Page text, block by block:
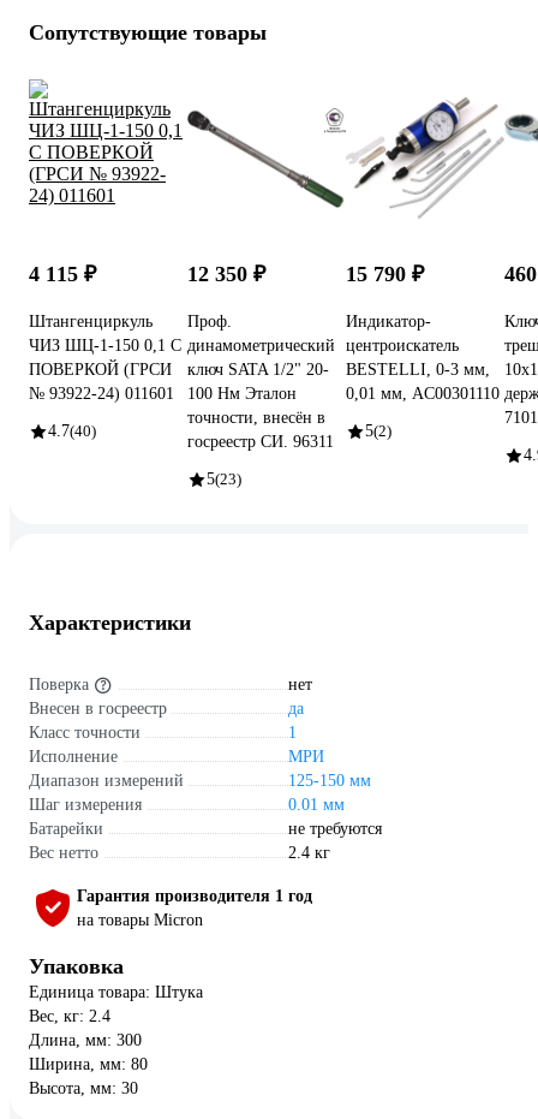
Сопутствующие товары
4 115 ₽
Штангенциркуль
ЧИЗ ШЦ-1-150 0,1 С
ПОВЕРКОЙ (ГРСИ
№ 93922-24) 011601
4.7(40)
12 350 ₽
Проф.
динамометрический
ключ SATA 1/2" 20-
100 Нм Эталон
точности, внесён в
госреестр СИ. 96311
5(23)
15 790 ₽
Индикатор-
центроискатель
BESTELLI, 0-3 мм,
0,01 мм, AC00301110
5(2)
Характеристики
Поверка
нет
Внесен в госреестр
да
Класс точности
1
Исполнение
МРИ
Диапазон измерений
125-150 мм
Шаг измерения
0.01 мм
Батарейки
не требуются
Вес нетто
2.4 кг
Гарантия производителя 1 год
на товары Micron
Упаковка
Единица товара: Штука
Вес, кг: 2.4
Длина, мм: 300
Ширина, мм: 80
Высота, мм: 30